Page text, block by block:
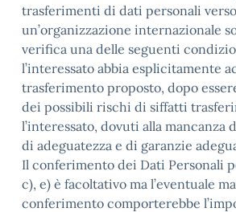
trasferimenti di dati personali
un’organizzazione internazionale
verifica una delle seguenti
l’interessato abbia esplicitamente
trasferimento proposto, dopo
dei possibili rischi di siffatti
l’interessato, dovuti alla mancanza
di adeguatezza e di garanzie
Il conferimento dei Dati Personali
c), e) è facoltativo ma l’eventuale
conferimento comporterebbe